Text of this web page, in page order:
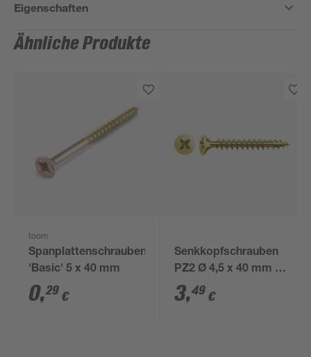
Eigenschaften
Ähnliche Produkte
toom
Spanplattenschrauben
'Basic' 5 x 40 mm
0,29 €
Senkkopfschrauben
PZ2 Ø 4,5 x 40 mm 10
Stk.
3,49 €